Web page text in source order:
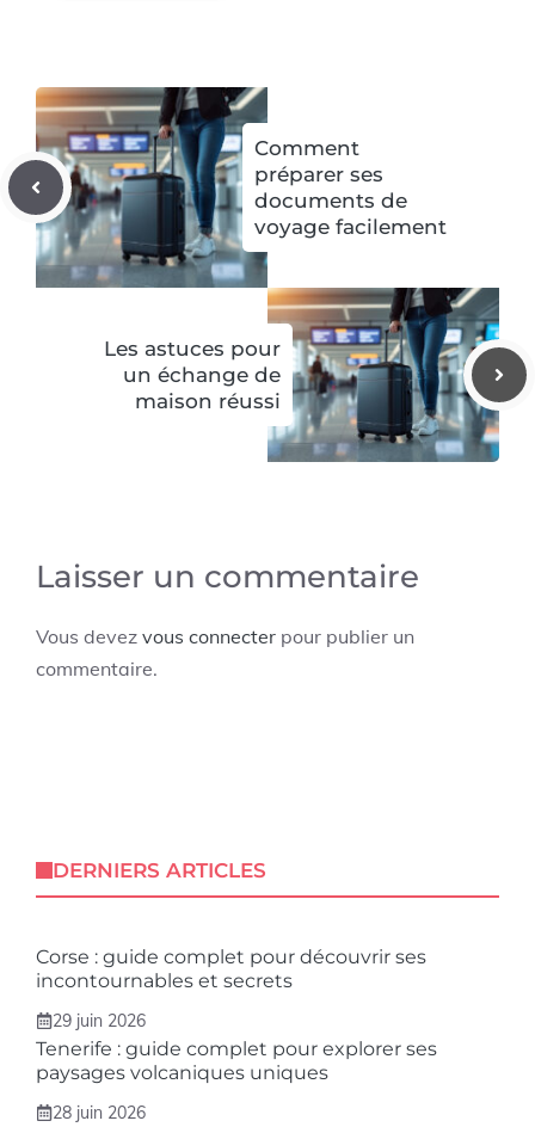
Comment
préparer ses
documents de
voyage facilement
Les astuces pour
un échange de
maison réussi
Laisser un commentaire
Vous devez vous connecter pour publier un
commentaire.
DERNIERS ARTICLES
Corse : guide complet pour découvrir ses
incontournables et secrets
29 juin 2026
Tenerife : guide complet pour explorer ses
paysages volcaniques uniques
28 juin 2026